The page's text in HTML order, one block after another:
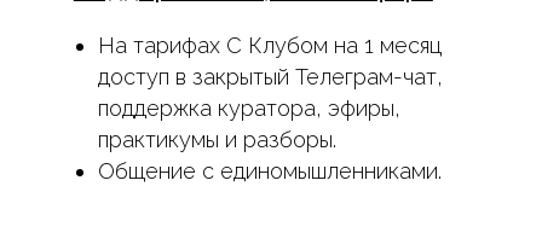
На тарифах С Клубом на 1 месяц
доступ в закрытый Телеграм-чат,
поддержка куратора, эфиры,
практикумы и разборы.
Общение с единомышленниками.